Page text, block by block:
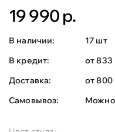
19 990 р.
В наличии:
17 шт
В кредит:
от
Доставка:
от 800
Самовывоз:
Можно